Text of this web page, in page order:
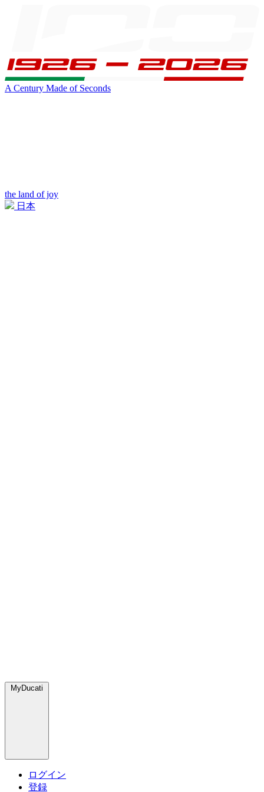
A Century Made of Seconds
the land of joy
日本
MyDucati
ログイン
登録